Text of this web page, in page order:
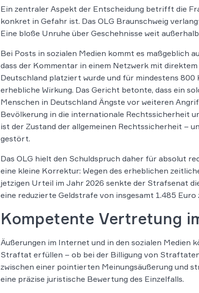
Ein zentraler Aspekt der Entscheidung betrifft die
konkret in Gefahr ist. Das OLG Braunschweig
Eine bloße Unruhe über Geschehnisse weit
Bei Posts in sozialen Medien kommt es maßgeblich
dass der Kommentar in einem Netzwerk mit
Deutschland platziert wurde und für mindestens
erhebliche Wirkung. Das Gericht betonte, dass ein
Menschen in Deutschland Ängste vor weiteren
Bevölkerung in die internationale Rechtssicherheit
ist der Zustand der allgemeinen Rechtssicherheit –
gestört.
Das OLG hielt den Schuldspruch daher für absolut
eine kleine Korrektur: Wegen des erheblichen
jetzigen Urteil im Jahr 2026 senkte der Strafsenat
eine reduzierte Geldstrafe von insgesamt 1.485
Kompetente Vertretung
Äußerungen im Internet und in den sozialen Medien
Straftat erfüllen – ob bei der Billigung von
zwischen einer pointierten Meinungsäußerung und
eine präzise juristische Bewertung des Einzelfalls.